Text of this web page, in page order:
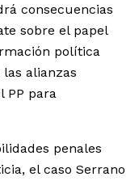
consecuencias
sobre el papel
política
alianzas
PP para
penales
el caso Serrano